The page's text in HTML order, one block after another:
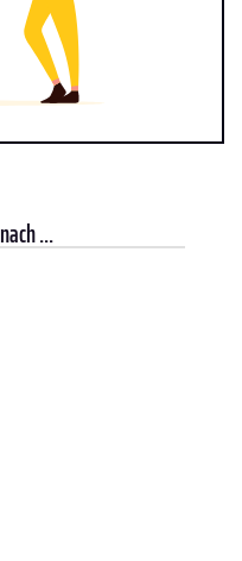
nach ...